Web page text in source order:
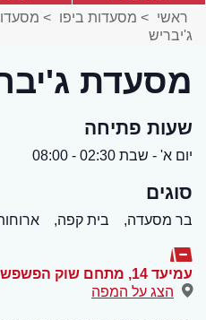
ראשי > מסעדות ביפו >
ג'יבריש
מסעדת
שעות פתיחה
יום א' - שבת 02:30 - 08:00
סוגים
בר מסעדה, בית קפה,
עמיעד 14, מתחם שוק הפשפשים
הצג על המפה